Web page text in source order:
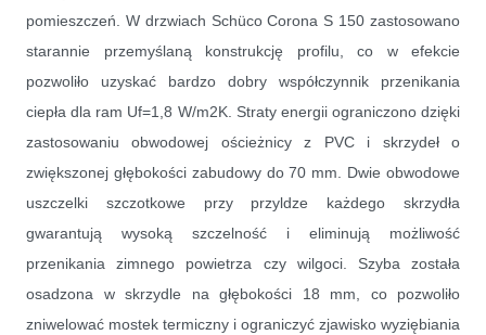
pomieszczeń. W drzwiach Schüco Corona S 150 zastosowano
starannie przemyślaną konstrukcję profilu, co w efekcie
pozwoliło uzyskać bardzo dobry współczynnik przenikania
ciepła dla ram Uf=1,8 W/m2K. Straty energii ograniczono dzięki
zastosowaniu obwodowej ościeżnicy z PVC i skrzydeł o
zwiększonej głębokości zabudowy do 70 mm. Dwie obwodowe
uszczelki szczotkowe przy przyldze każdego skrzydła
gwarantują wysoką szczelność i eliminują możliwość
przenikania zimnego powietrza czy wilgoci. Szyba została
osadzona w skrzydle na głębokości 18 mm, co pozwoliło
zniwelować mostek termiczny i ograniczyć zjawisko wyziębiania